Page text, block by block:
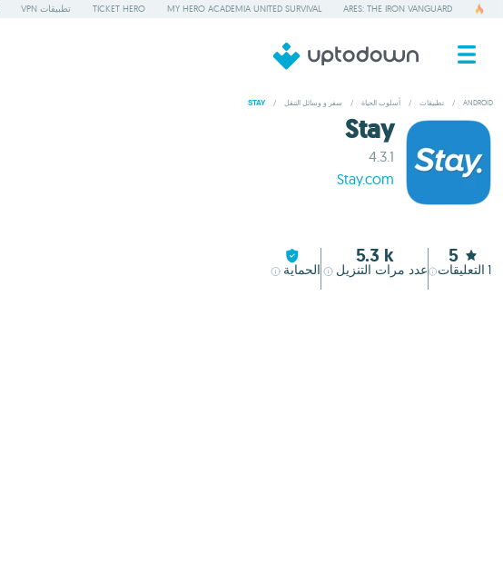
ARES: THE IRON VANGUARD
MY HERO ACADEMIA UNITED SURVIVAL
TICKET HERO تطبيقات VPN
ANDROID
/ تطبيقات / أسلوب الحياة / سفر و وسائل التنقل /
STAY
Stay
4.3.1
Stay.com
5
1 التعليقات
5.3 k
عدد مرات التنزيل الحماية